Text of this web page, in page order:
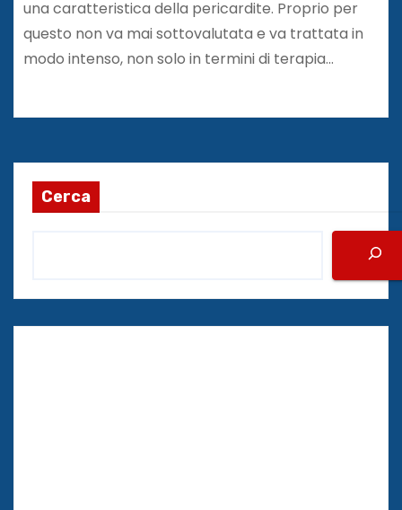
una caratteristica della pericardite. Proprio per
questo non va mai sottovalutata e va trattata in
modo intenso, non solo in termini di terapia…
Cerca